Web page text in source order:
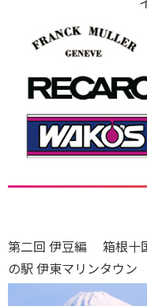
第二回 伊豆編 箱根十
の駅 伊東マリンタウン